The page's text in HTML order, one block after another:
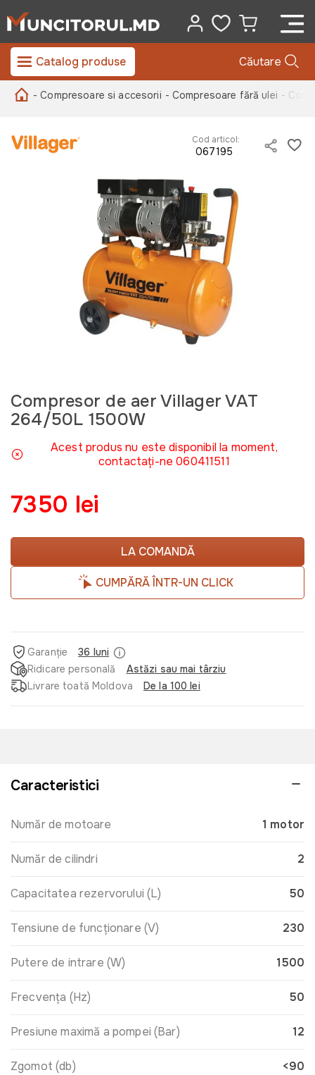
Catalog produse Căutare
- Compresoare si accesorii - Compresoare fără ulei -
Cod articol:
067195
Compresor de aer Villager VAT
264/50L 1500W
Acest produs nu este disponibil la moment,
contactați-ne 060411511
7350 lei
LA COMANDĂ
CUMPĂRĂ ÎNTR-UN CLICK
Garanție
36 luni
Ridicare personală
Astăzi sau mai târziu
Livrare toată Moldova
De la 100 lei
Caracteristici
Număr de motoare 1 motor
Număr de cilindri 2
Capacitatea rezervorului (L) 50
Tensiune de funcționare (V) 230
Putere de intrare (W) 1500
Frecvența (Hz) 50
Presiune maximă a pompei (Bar) 12
Zgomot (db) <90